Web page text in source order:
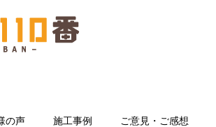
の声 施工事例 ご意見・ご感想